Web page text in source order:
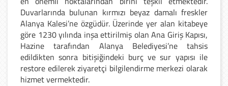
Duvarlarında bulunan kırmızı beyaz damalı freskler
Alanya Kalesi’ne özgüdür. Üzerinde yer alan kitabeye
göre 1230 yılında inşa ettirilmiş olan Ana Giriş Kapısı,
Hazine tarafından Alanya Belediyesi’ne tahsis
edildikten sonra bitişiğindeki burç ve sur yapısı ile
restore edilerek ziyaretçi bilgilendirme merkezi olarak
hizmet vermektedir.